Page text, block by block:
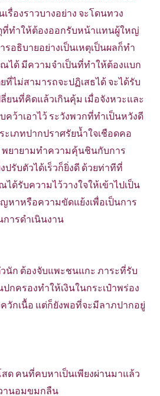
องราวบางอย่าง จะโดนทวง
ทำให้ต้องออกรับหน้าแทนผู้ใหญ่
อธิบายอย่างเป็นเหตุเป็นผลก็ทำ
ได้ มีความจำเป็นที่ทำให้ต้องแบก
ที่ไม่สามารถจะปฏิเสธได้ จะได้รับ
ยนที่คิดแล้วเกินคุ้ม เมื่อจังหวะและ
ว้าเอาไว้ ระวังพวกที่ทำเป็นหวังดี
ะเภทปากปราศรัยน้ำใจเชือดคอ
พยายามทำความคุ้นชินกับการ
ปรับตัวได้เร็วก็ยิ่งดี ด้วยท่าทีที่
ด้รับความไว้วางใจให้เข้าไปเป็น
หาหรือความขัดแย้งเพื่อเป็นการ
ารดำเนินงาน
นัก ต้องจับแพะชนแกะ ภาระที่รับ
ปกครองทำให้เงินในกระเป๋าพร่อง
วักเนื้อ แต่ก็ยังพอที่จะมีลาภปากอยู่
ด คนที่คบหาเป็นเพียงผ่านมาแล้ว
านอมขมกลืน